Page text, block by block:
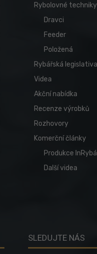
Rybolovné techniky
Dravci
Feeder
Položená
Rybářská legislativa
Videa
Akční nabídka
Recenze výrobků
Rozhovory
Komerční články
Produkce
Další videa
SLEDUJTE NÁS